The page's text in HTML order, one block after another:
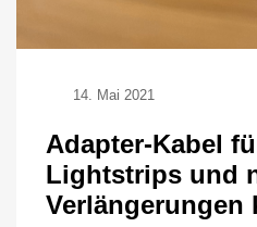
14. Mai 2021
Adapter-Kabel
Lightstrips und
Verlängerungen